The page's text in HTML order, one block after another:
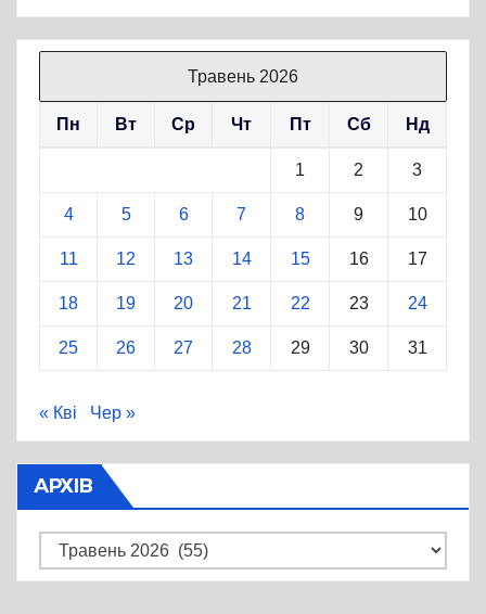
Травень 2026
Пн Вт Ср Чт Пт Сб Нд
1 2 3
4 5 6 7 8 9 10
11 12 13 14 15 16 17
18 19 20 21 22 23 24
25 26 27 28 29 30 31
« Кві Чер »
АРХІВ
Архів